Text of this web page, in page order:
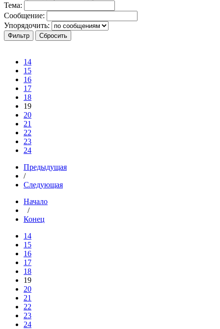
Тема:
Сообщение:
Упорядочить:
14
15
16
17
18
19
20
21
22
23
24
Предыдущая
/
Следующая
Начало
/
Конец
14
15
16
17
18
19
20
21
22
23
24